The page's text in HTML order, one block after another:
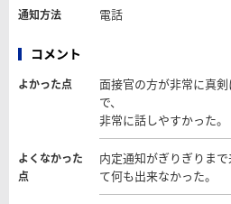
通知方法 電話
コメント
よかった点
面接官の方が非常に真
で、
非常に話しやすかった。
よくなかった
点
内定通知がぎりぎりま
て何も出来なかった。